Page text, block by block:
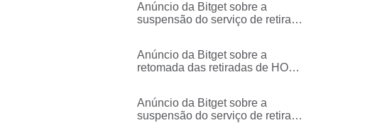
Anúncio da Bitget sobre a
suspensão do serviço de retirada
Anúncio da Bitget sobre a
retomada das retiradas de HOME
Anúncio da Bitget sobre a
suspensão do serviço de retirada